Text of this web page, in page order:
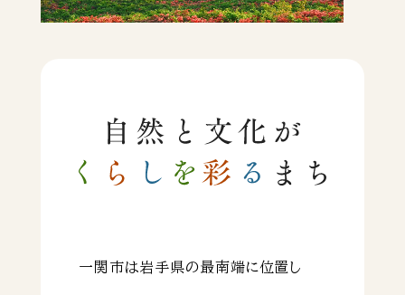
一関市は岩手県の最南端に位置し